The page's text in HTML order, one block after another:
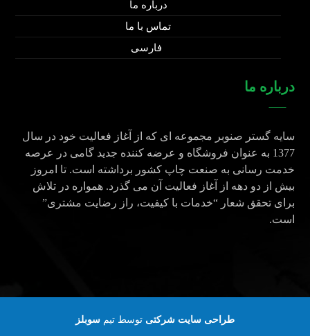
درباره ما
تماس با ما
فارسی
درباره ما
سایه گستر صنوبر مجموعه ای که از آغاز فعالیت خود در سال
1377 به عنوان فروشگاه و عرضه کننده جدید گامی در عرصه
خدمت رسانی به صنعت چاپ کشور برداشته است. تا امروز
بیش از دو دهه از آغاز فعالیت آن می گذرد. همواره در تلاش
برای تحقق شعار “خدمات با کیفیت، راز رضایت مشتری”
است.
طراحی سایت شرکتی توسط تیم سوبلز